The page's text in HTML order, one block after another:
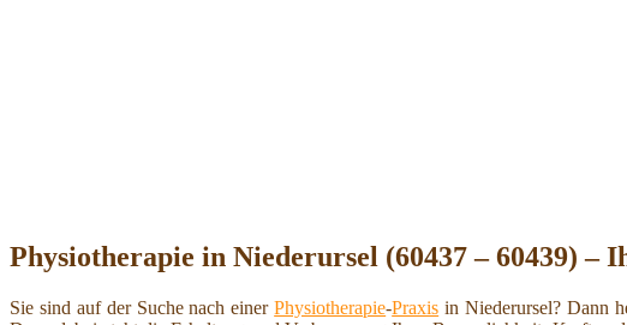
Physiotherapie in Niederursel (60437 – 60439) –
Sie sind auf der Suche nach einerPhysiotherapie-Praxis in Niederursel? Dann